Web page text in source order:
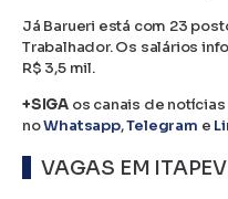
Já Barueri está com 23
Trabalhador. Os salários
R$ 3,5 mil.
+SIGA os canais de notícias
noWhatsapp,Telegram e
VAGAS EM